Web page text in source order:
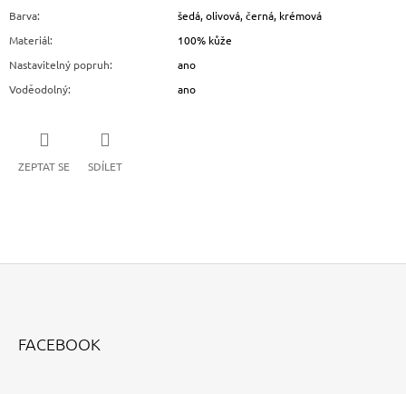
Barva:
šedá, olivová, černá, krémová
Materiál:
100% kůže
Nastavitelný popruh:
ano
Voděodolný: ano
ZEPTAT SE SDÍLET
FACEBOOK